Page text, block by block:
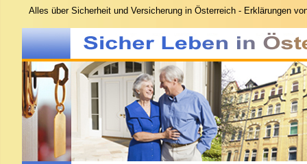
Alles über Sicherheit und Versicherung in Österreich - Erklärungen